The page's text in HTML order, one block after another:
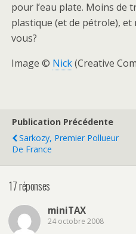
pour l’eau plate. Moins de
plastique (et de pétrole), et
vous?
Image © Nick(Creative
Publication Précédente
Sarkozy, Premier Pollueur
De France
17 réponses
miniTAX
24 octobre 2008